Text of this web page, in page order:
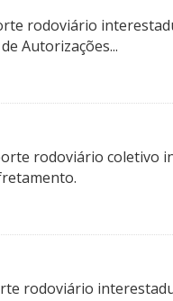
rodoviário
Autorizações...
rodoviário coletivo
rodoviário